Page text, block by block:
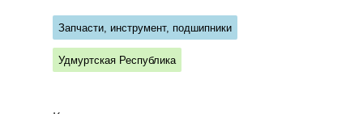
Запчасти, инструмент, подшипники
Удмуртская Республика